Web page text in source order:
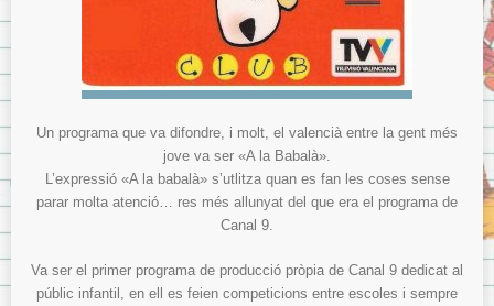
Un programa que va difondre, i molt, el valencià entre la gent més
jove va ser «A la Babalà».
L’expressió «A la babalà» s’utlitza quan es fan les coses sense
parar molta atenció… res més allunyat del que era el programa de
Canal 9.
Va ser el primer programa de producció pròpia de Canal 9 dedicat al
públic infantil, en ell es feien competicions entre escoles i sempre